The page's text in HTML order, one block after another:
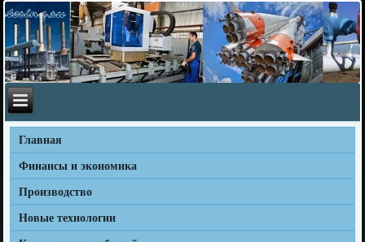
Главная
Финансы и экономика
Производство
Новые технологии